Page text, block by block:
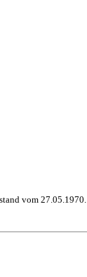
vom 27.05.1970.